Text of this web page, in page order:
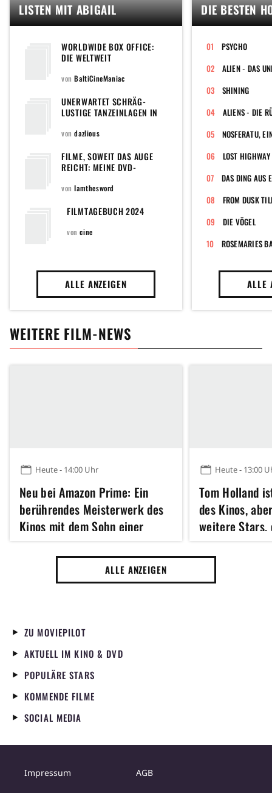
LISTEN MIT ABIGAIL
WORLDWIDE BOX OFFICE:
DIE WELTWEIT
DES JEWEILIGEN
JAHRE (TOP 100 HIGHEST
GROSSING FILMS OF EVERY
vonBaltiCineManiac
UNERWARTET SCHRÄG-
LUSTIGE TANZEINLAGEN IN
vondazlious
FILME, SOWEIT DAS AUGE
REICHT: MEINE DVD-
ENORMOUS PILE OF SHAME)
vonIamthesword
FILMTAGEBUCH 2024
voncine
ALLE ANZEIGEN
DIE BESTEN
PSYCHO
SHINING
ALIENS - DIE
LOST HIGHWAY
DAS DING AUS
FROM DUSK
DIE VÖGEL
ROSEMARIES
ALLE
WEITERE FILM-NEWS
Heute - 14:00 Uhr
Neu bei Amazon Prime: Ein
berührendes Meisterwerk des
Kinos mit dem Sohn einer
verstorbenen
Schauspiellegende
Heute - 13:00
Tom Holland
des Kinos,
weitere
Man UND Die
mitspielen
ALLE ANZEIGEN
ZU MOVIEPILOT
AKTUELL IM KINO & DVD
POPULÄRE STARS
KOMMENDE FILME
SOCIAL MEDIA
Impressum AGB